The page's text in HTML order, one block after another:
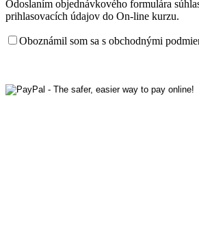
Odoslaním objednávkového formulára
prihlasovacích údajov do On-line kurzu.
Oboznámil som sa s obchodnými